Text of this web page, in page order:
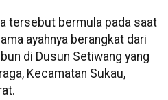
tersebut bermula pada saat
ayahnya berangkat dari
di Dusun Setiwang yang
Kecamatan Sukau,